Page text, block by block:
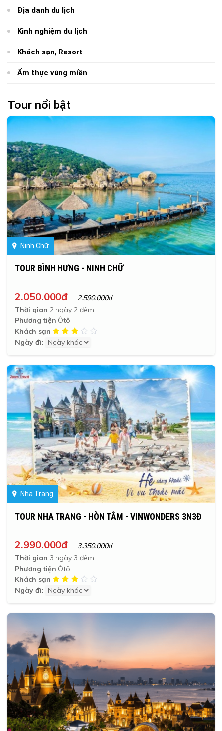
Địa danh du lịch
Kinh nghiệm du lịch
Khách sạn, Resort
Ẩm thực vùng miền
Tour nổi bật
Ninh Chữ
TOUR BÌNH HƯNG - NINH CHỮ
2.050.000đ
2.590.000đ
Thời gian 2 ngày 2 đêm
Phương tiện Ôtô
Khách sạn
Ngày đi:
Nha Trang
TOUR NHA TRANG - HÒN TẰM - VINWONDERS 3N3Đ
2.990.000đ
3.350.000đ
Thời gian 3 ngày 3 đêm
Phương tiện Ôtô
Khách sạn
Ngày đi: